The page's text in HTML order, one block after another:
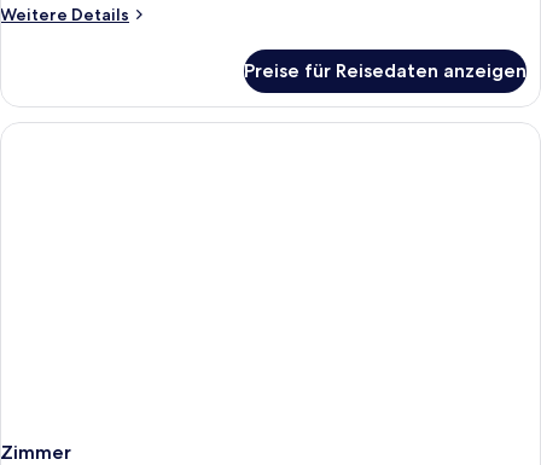
Weitere Details
Weitere
Preise für Reisedaten anzeigen
Zimmer